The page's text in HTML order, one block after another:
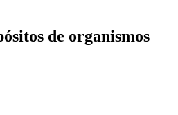
de organismos